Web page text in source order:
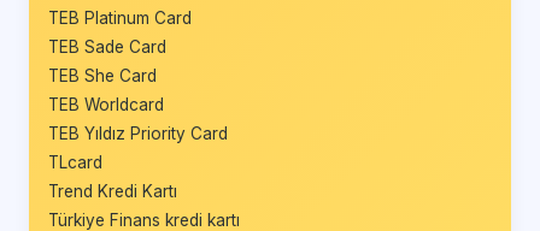
TEB Platinum Card
TEB Sade Card
TEB She Card
TEB Worldcard
TEB Yıldız Priority Card
TLcard
Trend Kredi Kartı
Türkiye Finans kredi kartı